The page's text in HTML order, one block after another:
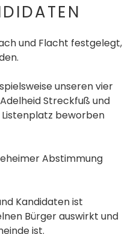
und Flacht festgelegt,
unseren vier
Streckfuß und
Listenplatz beworben
Abstimmung
Kandidaten ist
Bürger auswirkt und
ist.